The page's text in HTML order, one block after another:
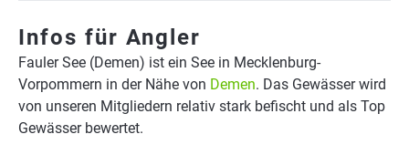
Infos für Angler
Fauler See (Demen) ist ein See in Mecklenburg-
Vorpommern in der Nähe von Demen. Das Gewässer wird
von unseren Mitgliedern relativ stark befischt und als Top
Gewässer bewertet.